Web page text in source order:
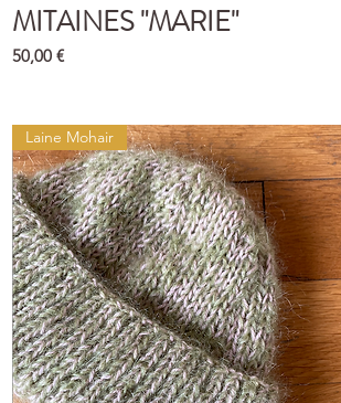
Aperçu rapide
MITAINES "MARIE"
Prix
50,00 €
Laine Mohair